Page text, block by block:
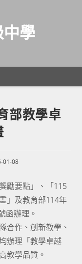
學
部教學卓
01-08
勵要點」、「115
」及教育部114年
函辦理。
合作、創新教學、
辦理「教學卓越
教學品質。